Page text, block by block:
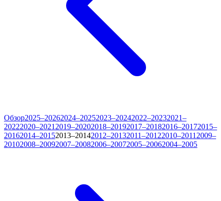
Обзор2025–20262024–20252023–20242022–20232021–
20222020–2021 2019–20202018–20192017–20182016–20172015–
20162014–20152013–20142012–20132011–20122010–2011 2009–
20102008–20092007–20082006–20072005–20062004–2005